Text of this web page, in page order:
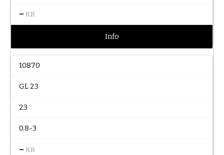
– KR
Info
10870
GL 23
23
0.8-3
– KR